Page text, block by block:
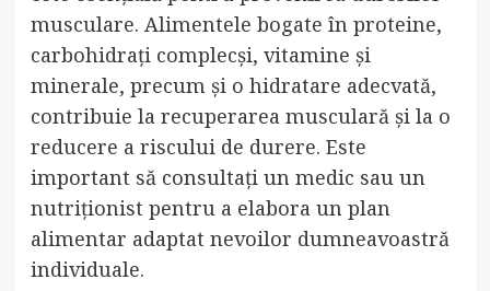
musculare. Alimentele bogate în proteine,
carbohidrați complecși, vitamine și
minerale, precum și o hidratare adecvată,
contribuie la recuperarea musculară și la o
reducere a riscului de durere. Este
important să consultați un medic sau un
nutriționist pentru a elabora un plan
alimentar adaptat nevoilor dumneavoastră
individuale.